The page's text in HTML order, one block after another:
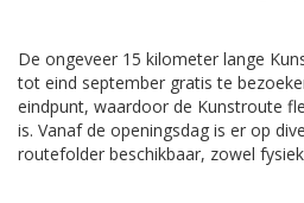
De ongeveer 15 kilometer lange
tot eind september gratis te
eindpunt, waardoor de Kunstroute
is. Vanaf de openingsdag is er op
routefolder beschikbaar, zowel